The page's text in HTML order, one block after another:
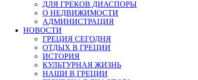
ДЛЯ ГРЕКОВ ДИАСПОРЫ
О НЕДВИЖИМОСТИ
АДМИНИСТРАЦИЯ
НОВОСТИ
ГРЕЦИЯ СЕГОДНЯ
ОТДЫХ В ГРЕЦИИ
ИСТОРИЯ
КУЛЬТУРНАЯ ЖИЗНЬ
НАШИ В ГРЕЦИИ